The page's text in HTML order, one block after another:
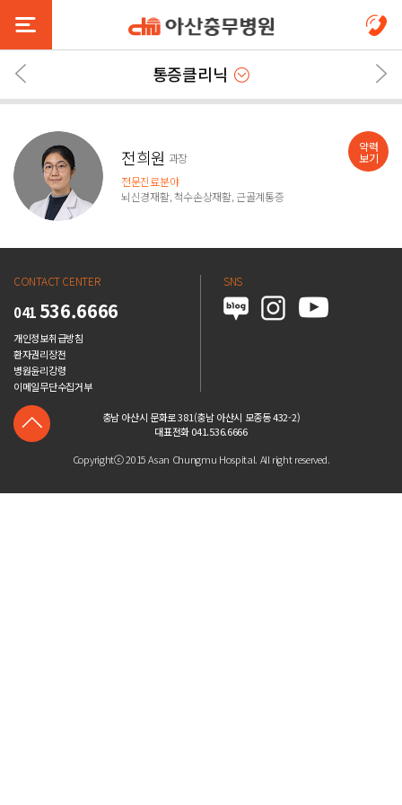
통증클리닉
전희원 과장
전문진료분야
뇌신경재활, 척수손상재활, 근골계통증
약력
보기
CONTACT CENTER
041536.6666
개인정보취급방침
환자권리장전
병원윤리강령
이메일무단수집거부
SNS
충남 아산시 문화로 381(충남 아산시 모종동 432-2)
대표전화 041.536.6666
Copyrightⓒ 2015 Asan Chungmu Hospital. All right reserved.